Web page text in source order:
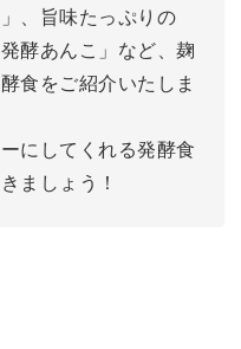
、旨味たっぷりの
酵あんこ」など、麹
食をご紹介いたしま
にしてくれる発酵食
ましょう！